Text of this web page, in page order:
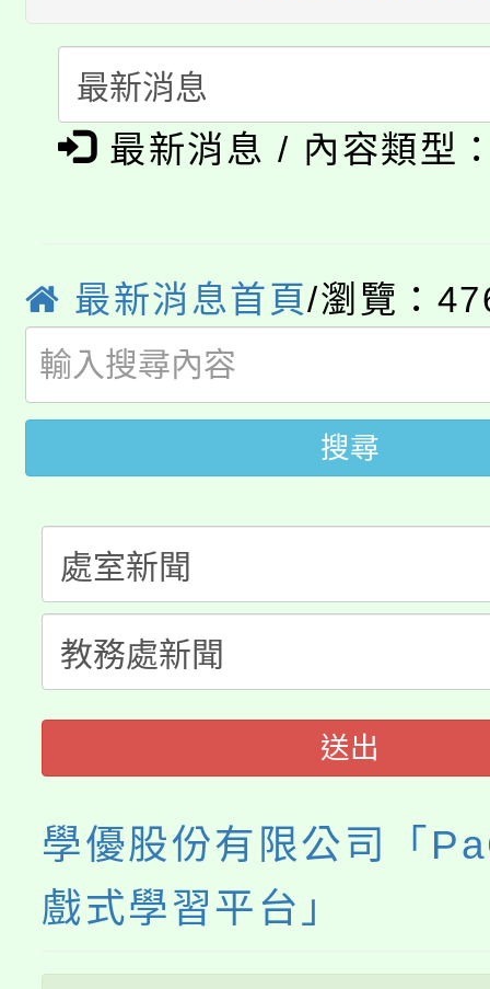
代理(課)教師甄選結果(
公告本校115學年度第
代理(課)教師甄選結果(
轉知中國文化大學推廣
《TA101》溝通分析基
系所師生報名參加。
淨零綠生活教案入校路
學籍身 分審查程序及
版
淨零綠領人才培育課程
公告本校115學年度第
代理(課)教師甄選結果(
「2026金融保險知識
車」活動
桃園市115學年度學生
生本土語及新住民語歌
公告本校115學年度第
代理(課)教師甄選結果(
公告本校115學年度第
代理(課)教師甄選結果(
轉知中國文化大學推廣
《TA101》溝通分析基
程，歡迎學生輔導中心
系所師生報名參加。
最新消息 / 內容類型
最新消息首頁/瀏覽：
搜尋
送出
學優股份有限公司「
戲式學習平台」